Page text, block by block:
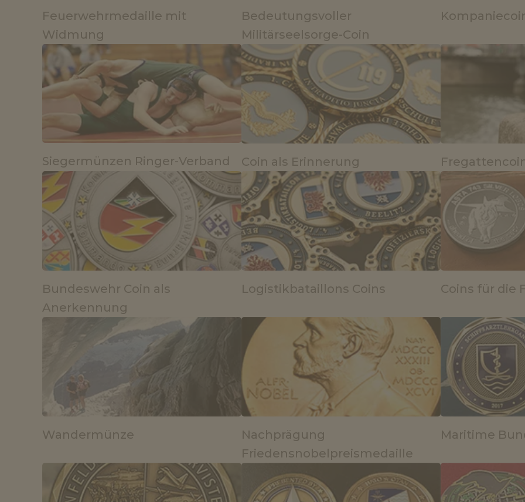
Feuerwehrmedaille mit
Widmung
Bedeutungsvoller
Militärseelsorge-Coin
Siegermünzen Ringer-Verband Coin als Erinnerung
Bundeswehr Coin als
Anerkennung
Logistikbataillons Coins Coins für die
Wandermünze
Nachprägung
Friedensnobelpreismedaille
Maritime